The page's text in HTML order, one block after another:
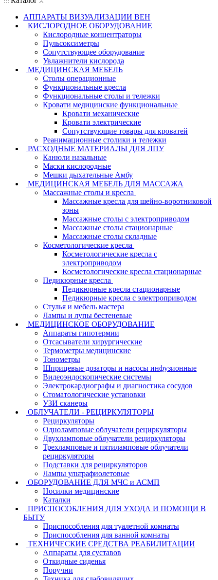
АППАРАТЫ ВИЗУАЛИЗАЦИИ ВЕН
КИСЛОРОДНОЕ ОБОРУДОВАНИЕ
Кислородные концентраторы
Пульсоксиметры
Сопутствующее оборудование
Увлажнители кислорода
МЕДИЦИНСКАЯ МЕБЕЛЬ
Столы операционные
Функциональные кресла
Функциональные столы и тележки
Кровати медицинские функциональные
Кровати механические
Кровати электрические
Сопутствующие товары для кроватей
Реанимационные столики и тележки
РАСХОДНЫЕ МАТЕРИАЛЫ ДЛЯ ЛПУ
Канюли назальные
Маски кислородные
Мешки дыхательные Амбу
МЕДИЦИНСКАЯ МЕБЕЛЬ ДЛЯ МАССАЖА
Массажные столы и кресла
Массажные кресла для шейно-воротниковой
зоны
Массажные столы с электроприводом
Массажные столы стационарные
Массажные столы складные
Косметологические кресла
Косметологические кресла с
электроприводом
Косметологические кресла стационарные
Педикюрные кресла
Педикюрные кресла стационарные
Педикюрные кресла с электроприводом
Стулья и мебель мастера
Лампы и лупы бестеневые
МЕДИЦИНСКОЕ ОБОРУДОВАНИЕ
Аппараты гипотермии
Отсасыватели хирургические
Термометры медицинские
Тонометры
Шприцевые дозаторы и насосы инфузионные
Видеоэндоскопические системы
Электрокардиографы и диагностика сосудов
Стоматологические установки
УЗИ сканеры
ОБЛУЧАТЕЛИ - РЕЦИРКУЛЯТОРЫ
Рециркуляторы
Одноламповые облучатели рециркуляторы
Двухламповые облучатели рециркуляторы
Трехламповые и пятиламповые облучатели
рециркуляторы
Подставки для рециркуляторов
Лампы ультрафиолетовые
ОБОРУДОВАНИЕ ДЛЯ МЧС и АСМП
Носилки медицинские
Каталки
ПРИСПОСОБЛЕНИЯ ДЛЯ УХОДА И ПОМОЩИ В
БЫТУ
Приспособления для туалетной комнаты
Приспособления для ванной комнаты
ТЕХНИЧЕСКИЕ СРЕДСТВА РЕАБИЛИТАЦИИ
Аппараты для суставов
Откидные сиденья
Поручни